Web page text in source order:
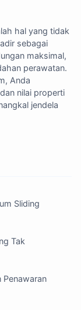
hal yang tidak
sebagai
maksimal,
perawatan.
Anda
nilai properti
jendela
Sliding
Tak
Penawaran